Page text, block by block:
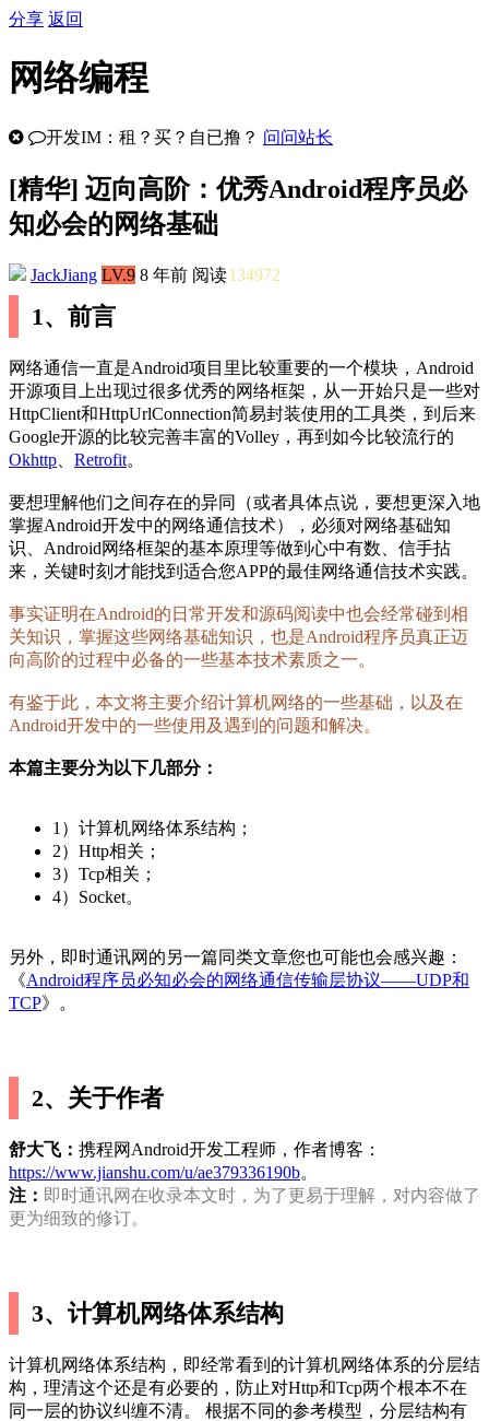
分享 返回
网络编程
开发IM：租？买？自已撸？ 问问站长
[精华] 迈向高阶：优秀Android程序员必
知必会的网络基础
JackJiang LV.9 8 年前 阅读134972
1、前言
网络通信一直是Android项目里比较重要的一个模块，Android
开源项目上出现过很多优秀的网络框架，从一开始只是一些对
HttpClient和HttpUrlConnection简易封装使用的工具类，到后来
Google开源的比较完善丰富的Volley，再到如今比较流行的
Okhttp
Retrofit。
要想理解他们之间存在的异同（或者具体点说，要想更深入地
掌握Android开发中的网络通信技术），必须对网络基础知
识、Android网络框架的基本原理等做到心中有数、信手拈
来，关键时刻才能找到适合您APP的最佳网络通信技术实践。
事实证明在Android的日常开发和源码阅读中也会经常碰到相
关知识，掌握这些网络基础知识，也是Android程序员真正迈
向高阶的过程中必备的一些基本技术素质之一。
有鉴于此，本文将主要介绍计算机网络的一些基础，以及在
Android开发中的一些使用及遇到的问题和解决。
本篇主要分为以下几部分：
1）计算机网络体系结构；
2）Http相关；
3）Tcp相关；
4）Socket。
另外，即时通讯网的另一篇同类文章您也可能也会感兴趣：
《Android程序员必知必会的网络通信传输层协议——UDP和
TCP》。
2、关于作者
舒大飞： 携程网Android开发工程师，作者博客：
https://www.jianshu.com/u/ae379336190b。
注： 即时通讯网在收录本文时，为了更易于理解，对内容做了
更为细致的修订。
3、计算机网络体系结构
计算机网络体系结构，即经常看到的计算机网络体系的分层结
构，理清这个还是有必要的，防止对Http和Tcp两个根本不在
同一层的协议纠缠不清。 根据不同的参考模型，分层结构有